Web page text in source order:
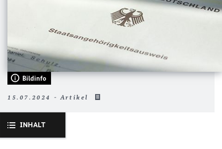
Bildinfo
15.07.2024 - Artikel
INHALT